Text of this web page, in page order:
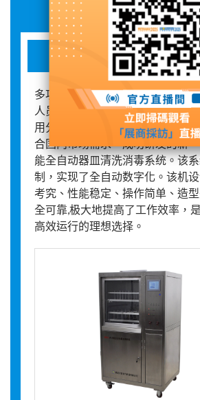
多功能全自动器皿清
多功能全自动器皿清洗机，是我司
人员在国际通用标准和十几年分析
用分析仪器和设备研发及生产经验
合国内市场需求，成功研发的新
能全自动器皿清洗消毒系统。该
制，实现了全自动数字化。该机
考究、性能稳定、操作简单、造
全可靠,极大地提高了工作效率，
高效运行的理想选择。